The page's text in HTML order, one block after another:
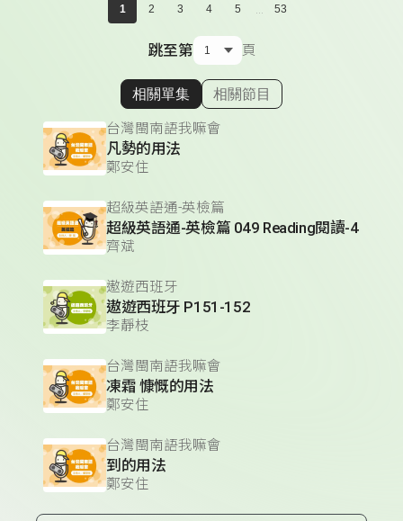
1 2 3 4 5 ... 53
跳至第 頁
顯示相關單集
相關單集 相關節目
台灣閩南語我嘛會
凡勢的用法
鄭安住
超級英語通-英檢篇
超級英語通-英檢篇 049 Reading閱讀-4
齊斌
遨遊西班牙
遨遊西班牙 P151-152
李靜枝
台灣閩南語我嘛會
凍霜 慷慨的用法
鄭安住
台灣閩南語我嘛會
到的用法
鄭安住